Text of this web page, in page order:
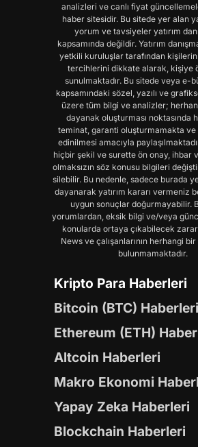
analizleri ve canlı fiyat
haber sitesidir. Bu sitede yer alan
yorum ve tavsiyeler yatırım
kapsamında değildir. Yatırım
yetkili kuruluşlar tarafından
tercihlerini dikkate alarak, kişiye
sunulmaktadır. Bu sitede veya e-
kapsamındaki sözel, yazılı ve
üzere tüm bilgi ve analizler;
dayanak oluşturması noktasında
teminat, garanti oluşturmamakta ve
edinilmesi amacıyla
hiçbir şekil ve surette ön onay, ihbar
olmaksızın söz konusu bilgileri
silebilir. Bu nedenle, sadece burada
dayanarak yatırım kararı vermeniz
uygun sonuçlar doğurmayabilir.
yorumlardan, eksik bilgi ve/veya
konularda ortaya çıkabilecek
News ve çalışanlarının herhangi
bulunmamaktadır.
Kripto Para Haberleri
Bitcoin (BTC) Haberleri
Ethereum (ETH)
Altcoin Haberleri
Makro Ekonomi
Yapay Zeka Haberleri
Blockchain Haberleri